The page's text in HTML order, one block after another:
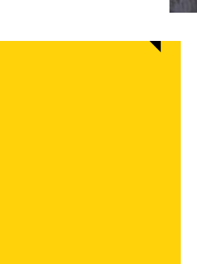
SKU:SM1800-QS